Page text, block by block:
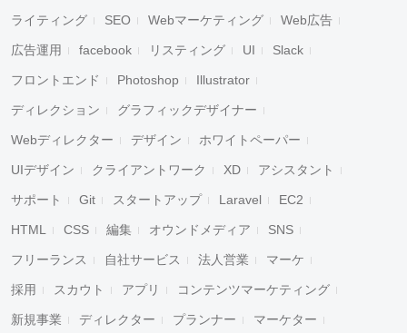
ライティング SEO Webマーケティング Web広告
広告運用 facebook リスティング UI Slack
フロントエンド Photoshop Illustrator
ディレクション グラフィックデザイナー
Webディレクター デザイン ホワイトペーパー
UIデザイン クライアントワーク XD アシスタント
サポート Git スタートアップ Laravel EC2
HTML CSS 編集 オウンドメディア SNS
フリーランス 自社サービス 法人営業 マーケ
採用 スカウト アプリ コンテンツマーケティング
新規事業 ディレクター プランナー マーケター